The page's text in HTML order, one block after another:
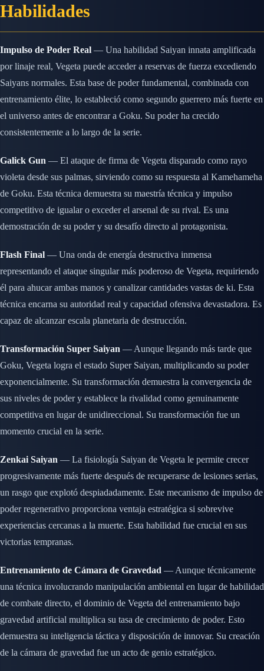
Habilidades
Impulso de Poder Real — Una habilidad Saiyan innata amplificada
por linaje real, Vegeta puede acceder a reservas de fuerza excediendo
Saiyans normales. Esta base de poder fundamental, combinada con
entrenamiento élite, lo estableció como segundo guerrero más fuerte en
el universo antes de encontrar a Goku. Su poder ha crecido
consistentemente a lo largo de la serie.
Galick Gun — El ataque de firma de Vegeta disparado como rayo
violeta desde sus palmas, sirviendo como su respuesta al Kamehameha
de Goku. Esta técnica demuestra su maestría técnica y impulso
competitivo de igualar o exceder el arsenal de su rival. Es una
demostración de su poder y su desafío directo al protagonista.
Flash Final — Una onda de energía destructiva inmensa
representando el ataque singular más poderoso de Vegeta, requiriendo
él para ahucar ambas manos y canalizar cantidades vastas de ki. Esta
técnica encarna su autoridad real y capacidad ofensiva devastadora. Es
capaz de alcanzar escala planetaria de destrucción.
Transformación Super Saiyan — Aunque llegando más tarde que
Goku, Vegeta logra el estado Super Saiyan, multiplicando su poder
exponencialmente. Su transformación demuestra la convergencia de
sus niveles de poder y establece la rivalidad como genuinamente
competitiva en lugar de unidireccional. Su transformación fue un
momento crucial en la serie.
Zenkai Saiyan — La fisiología Saiyan de Vegeta le permite crecer
progresivamente más fuerte después de recuperarse de lesiones serias,
un rasgo que explotó despiadadamente. Este mecanismo de impulso de
poder regenerativo proporciona ventaja estratégica si sobrevive
experiencias cercanas a la muerte. Esta habilidad fue crucial en sus
victorias tempranas.
Entrenamiento de Cámara de Gravedad — Aunque técnicamente
una técnica involucrando manipulación ambiental en lugar de habilidad
de combate directo, el dominio de Vegeta del entrenamiento bajo
gravedad artificial multiplica su tasa de crecimiento de poder. Esto
demuestra su inteligencia táctica y disposición de innovar. Su creación
de la cámara de gravedad fue un acto de genio estratégico.